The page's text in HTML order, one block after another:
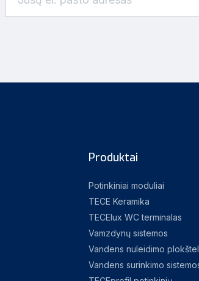
Produktai
Potinkiniai moduliai
TECE Keramika
TECElux WC terminalas
Vamzdynų sistemos
Vandens nuleidimo
Vandens surinkimo